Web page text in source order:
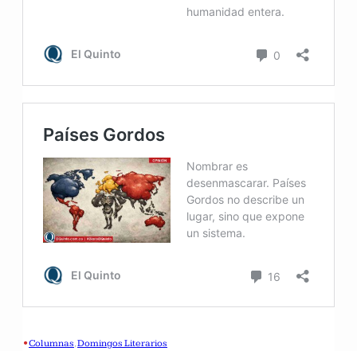
•Columnas, Domingos Literarios